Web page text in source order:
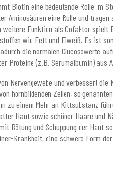
Biotin eine bedeutende Rolle im
Aminosäuren eine Rolle und
Funktion als Cofaktor spielt
wie Fett und Eiweiß. Es ist
die normalen Glucosewerte
Proteine (z.B. Serumalbumin) aus
Nervengewebe und verbessert
hornbildenden Zellen, so
zu einem Mehr an Kittsubstanz
Haut sowie schöner Haare und
Rötung und Schuppung der Haut
Krankheit, eine schwere Form